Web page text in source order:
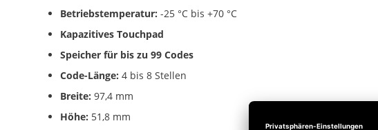
Betriebstemperatur: -25 °C bis +70 °C
Kapazitives Touchpad
Speicher für bis zu 99 Codes
Code-Länge: 4 bis 8 Stellen
Breite: 97,4 mm
Höhe: 51,8 mm